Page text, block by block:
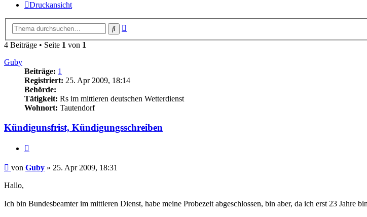
Druckansicht
Suche
4 Beiträge • Seite 1 von 1
Guby
Beiträge: 1
Registriert: 25. Apr 2009, 18:14
Behörde:
Tätigkeit: Rs im mittleren deutschen Wetterdienst
Wohnort: Tautendorf
Kündigunsfrist, Kündigungsschreiben
Beitrag
von Guby » 25. Apr 2009, 18:31
Hallo,
Ich bin Bundesbeamter im mittleren Dienst, habe meine Probezeit abgeschlossen, bin aber, da ich erst 23 Jahre